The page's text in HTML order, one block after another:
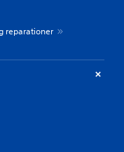
reparationer